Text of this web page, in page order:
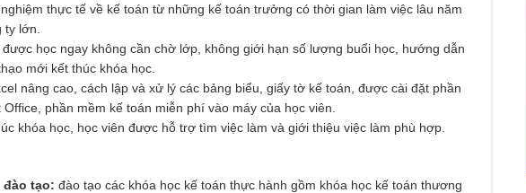
thực tế về kế toán từ những kế toán trưởng có thời gian làm việc lâu năm
lớn.
học ngay không cần chờ lớp, không giới hạn số lượng buổi học, hướng dẫn
mới kết thúc khóa học.
nâng cao, cách lập và xử lý các bảng biểu, giấy tờ kế toán, được cài đặt phần
Office, phần mềm kế toán miễn phí vào máy của học viên.
khóa học, học viên được hỗ trợ tìm việc làm và giới thiệu việc làm phù hợp.
tạo: đào tạo các khóa học kế toán thực hành gồm khóa học kế toán thương